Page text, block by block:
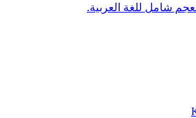
شامل للغة العربية.